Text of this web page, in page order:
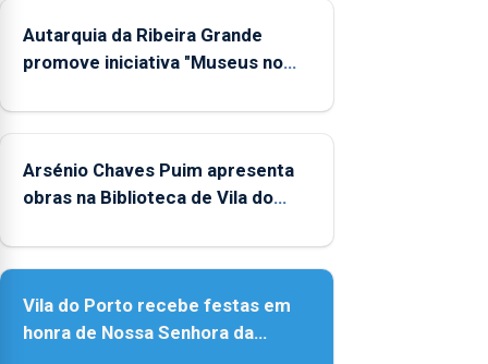
Autarquia da Ribeira Grande
promove iniciativa "Museus no
Arsénio Chaves Puim apresenta
obras na Biblioteca de Vila do
Vila do Porto recebe festas em
honra de Nossa Senhora da